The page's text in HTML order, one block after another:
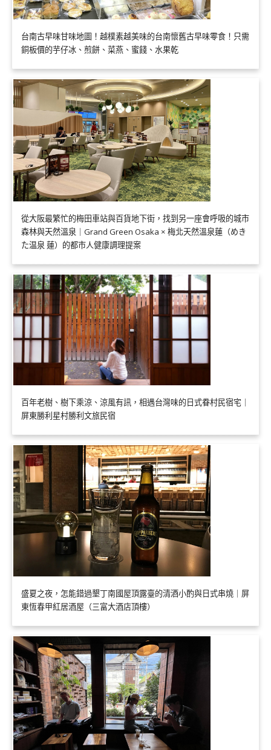
台南古早味甘味地圖！越樸素越美味的台南懷舊古早味零食！只需
銅板價的芋仔冰、煎餅、菜燕、蜜餞、水果乾
從大阪最繁忙的梅田車站與百貨地下街，找到另一座會呼吸的城市
森林與天然溫泉｜Grand Green Osaka × 梅北天然溫泉蓮（めき
た温泉 蓮）的都市人健康調理提案
百年老樹、樹下乘涼、涼風有訊，相遇台灣味的日式眷村民宿宅｜
屏東勝利星村勝利文旅民宿
盛夏之夜，怎能錯過墾丁南國屋頂露臺的清酒小酌與日式串燒｜屏
東恆春甲紅居酒屋（三富大酒店頂樓）